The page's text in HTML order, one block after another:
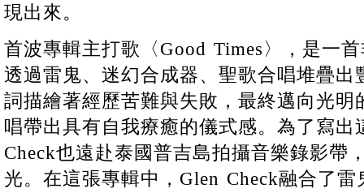
現出來。
首波專輯主打歌〈Good Times〉，是一
透過雷鬼、迷幻合成器、聖歌合唱堆疊出
詞描繪著經歷苦難與失敗，最終邁向光明
唱帶出具有自我療癒的儀式感。為了寫出
Check也遠赴泰國普吉島拍攝音樂錄影帶
光。在這張專輯中，Glen Check融合了